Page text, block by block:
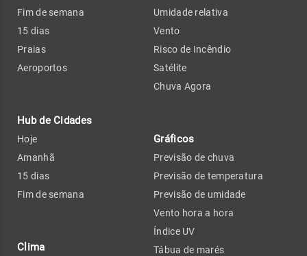
Fim de semana
15 dias
Praias
Aeroportos
Hub de Cidades
Hoje
Amanhã
15 dias
Fim de semana
Clima
Umidade relativa
Vento
Risco de Incêndio
Satélite
Chuva Agora
Gráficos
Previsão de chuva
Previsão de temperatura
Previsão de umidade
Vento hora a hora
Índice UV
Tábua de marés